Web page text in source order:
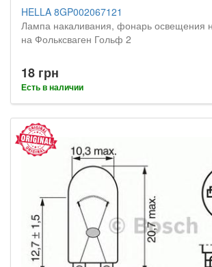
HELLA 8GP002067121
Лампа накаливания, фонарь освещения
на Фольксваген Гольф 2
18 грн
Есть в наличии